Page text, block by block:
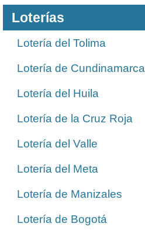
Loterías
Lotería del Tolima
Lotería de Cundinamarca
Lotería del Huila
Lotería de la Cruz Roja
Lotería del Valle
Lotería del Meta
Lotería de Manizales
Lotería de Bogotá